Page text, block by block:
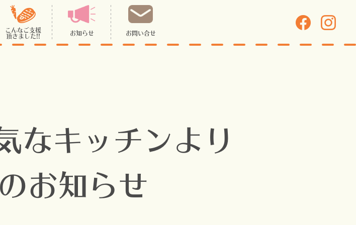
こんなご支援
頂きました!!
お知らせ お問い合せ
なキッチンより
お知らせ